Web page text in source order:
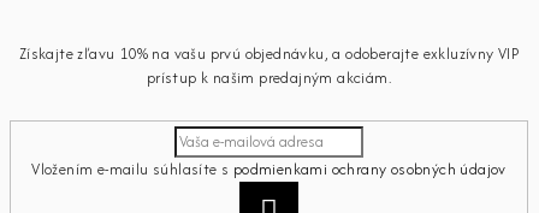
Získajte zľavu 10% na vašu prvú objednávku, a odoberajte exkluzívny VIP
prístup k našim predajným akciám.
Vložením e-mailu súhlasíte s podmienkami ochrany osobných údajov